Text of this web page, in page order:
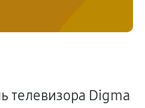
телевизора Digma